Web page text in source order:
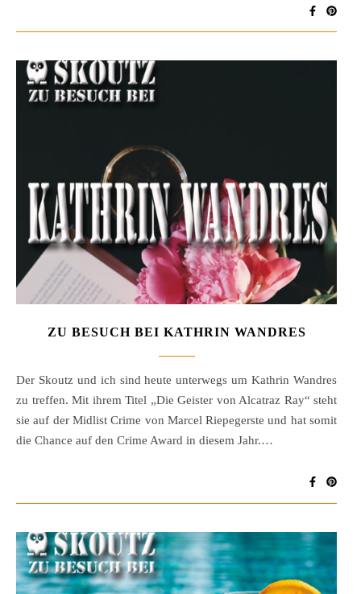
ZU BESUCH BEI KATHRIN WANDRES
Der Skoutz und ich sind heute unterwegs um Kathrin Wandres
zu treffen. Mit ihrem Titel „Die Geister von Alcatraz Ray“ steht
sie auf der Midlist Crime von Marcel Riepegerste und hat somit
die Chance auf den Crime Award in diesem Jahr.…